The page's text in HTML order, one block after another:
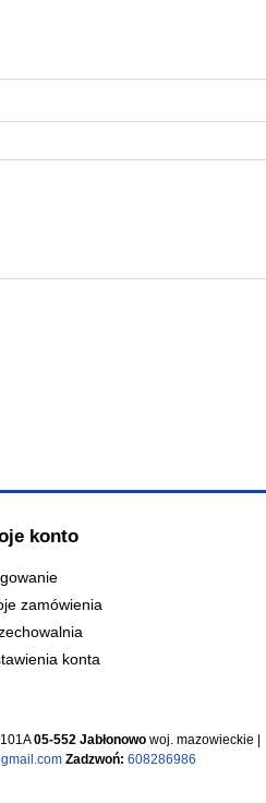
konto
zamówienia
konta
05-552 Jabłonowo woj. mazowieckie |
Zadzwoń: 608286986